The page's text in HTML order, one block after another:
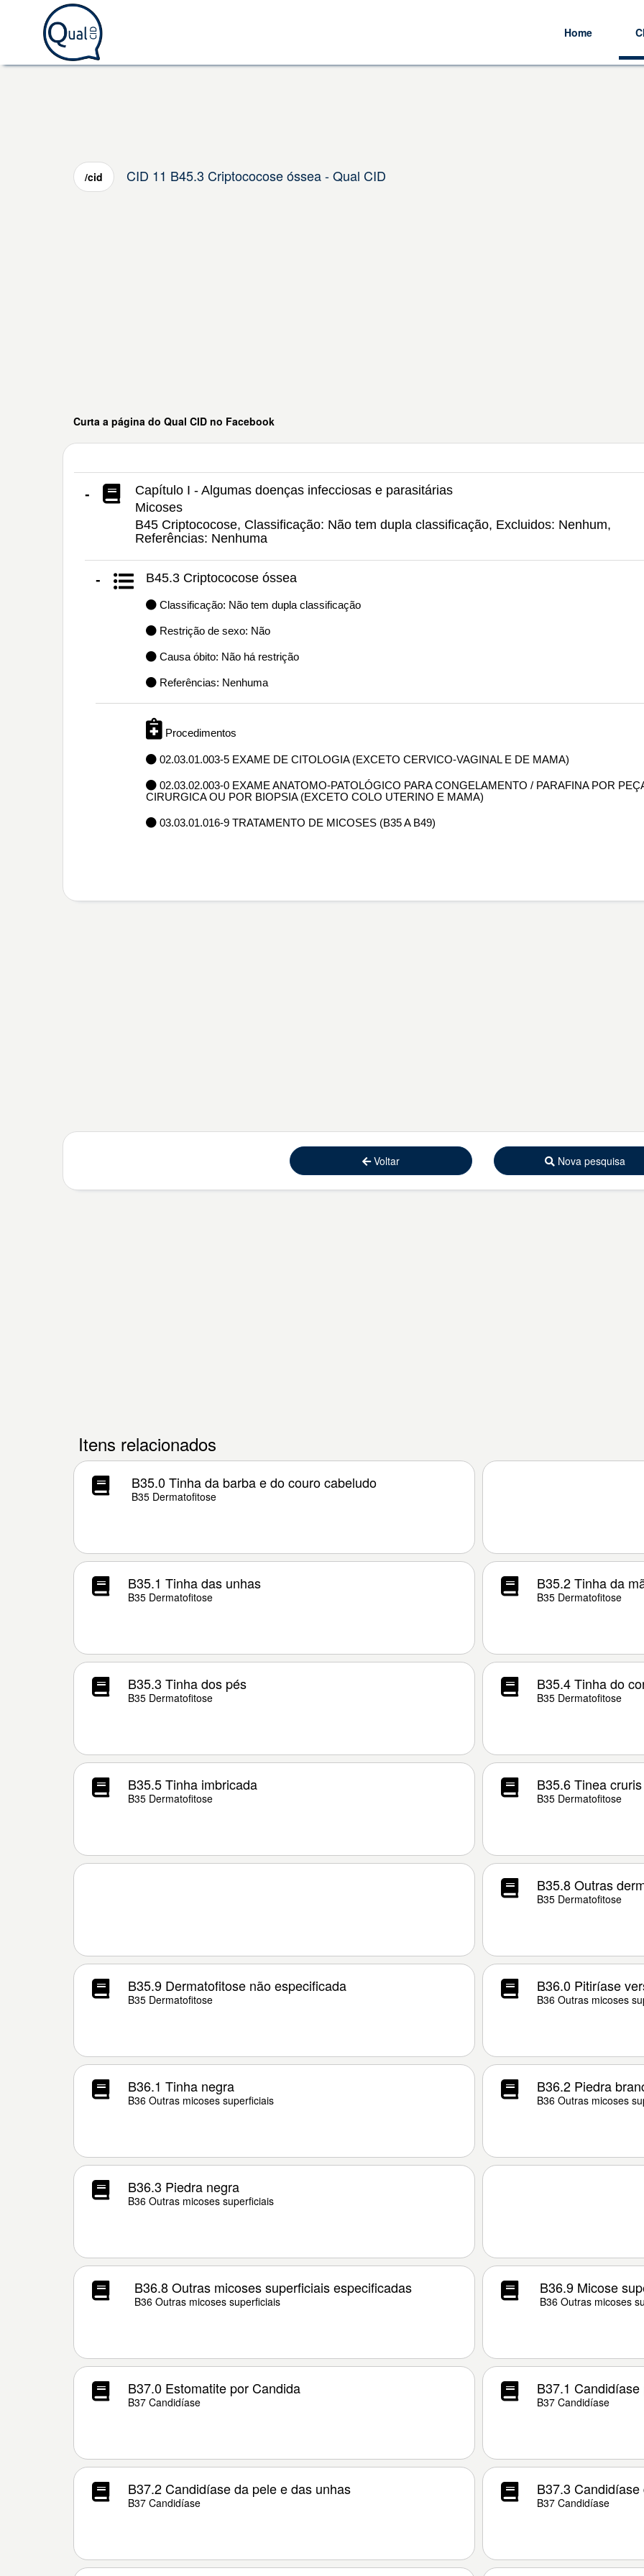
Home
/cid CID 11 B45.3 Criptococose óssea - Qual CID
Curta a página do Qual CID no Facebook
-
Capítulo I - Algumas doenças infecciosas e parasitárias
Micoses
B45 Criptococose, Classificação: Não tem dupla classificação, Excluidos: Nenhum,
Referências: Nenhuma
- B45.3 Criptococose óssea
Classificação: Não tem dupla classificação
Restrição de sexo: Não
Causa óbito: Não há restrição
Referências: Nenhuma
Procedimentos
02.03.01.003-5 EXAME DE CITOLOGIA (EXCETO CERVICO-VAGINAL E DE MAMA)
02.03.02.003-0 EXAME ANATOMO-PATOLÓGICO PARA CONGELAMENTO / PARAFINA POR
CIRURGICA OU POR BIOPSIA (EXCETO COLO UTERINO E MAMA)
03.03.01.016-9 TRATAMENTO DE MICOSES (B35 A B49)
Voltar Nova pesquisa
Itens relacionados
B35.0 Tinha da barba e do couro cabeludo
B35 Dermatofitose
B35.1 Tinha das unhas
B35 Dermatofitose
B35.2 Tinha da
B35 Dermatofitose
B35.3 Tinha dos pés
B35 Dermatofitose
B35.4 Tinha do
B35 Dermatofitose
B35.5 Tinha imbricada
B35 Dermatofitose
B35.6 Tinea cruris
B35 Dermatofitose
B35.8 Outras
B35 Dermatofitose
B35.9 Dermatofitose não especificada
B35 Dermatofitose
B36.0 Pitiríase
B36 Outras micoses
B36.1 Tinha negra
B36 Outras micoses superficiais
B36.2 Piedra
B36 Outras micoses
B36.3 Piedra negra
B36 Outras micoses superficiais
B36.8 Outras micoses superficiais especificadas
B36 Outras micoses superficiais
B36.9 Micose
B36 Outras micoses
B37.0 Estomatite por Candida
B37 Candidíase
B37.1 Candidíase
B37 Candidíase
B37.2 Candidíase da pele e das unhas
B37 Candidíase
B37.3
B37 Candidíase